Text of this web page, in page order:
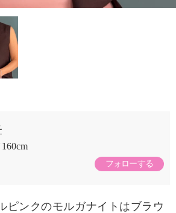
160cm
フォローする
ピンクのモルガナイトはブラウ